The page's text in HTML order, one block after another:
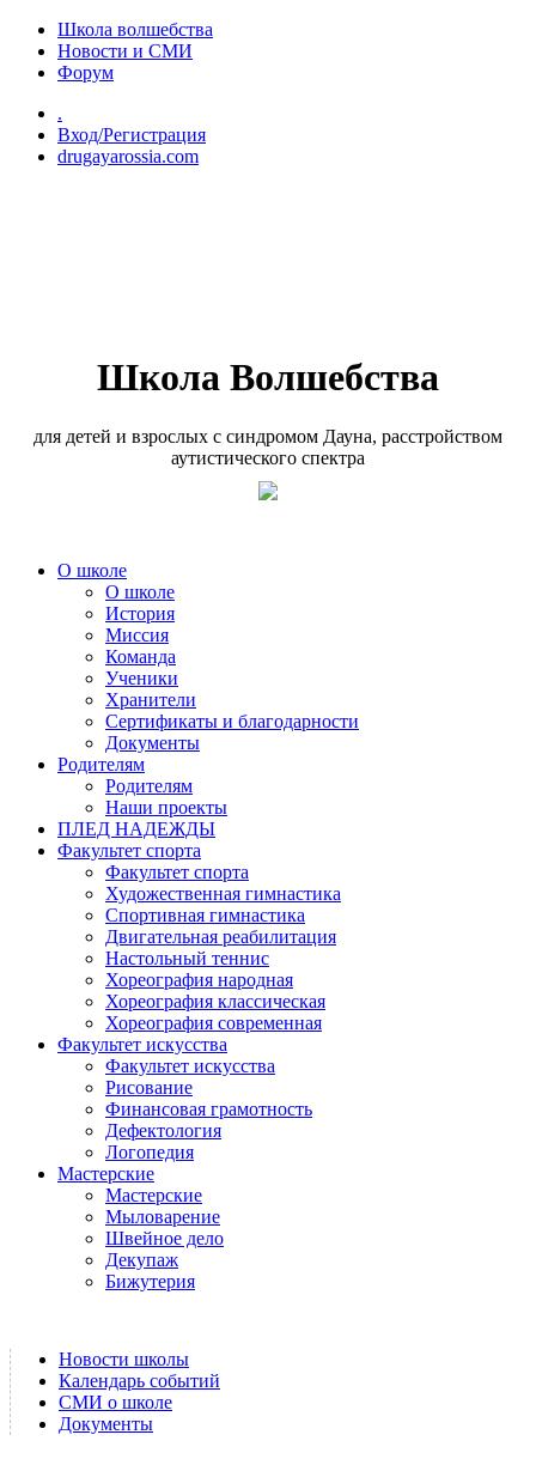
Перейти к основному содержанию
Школа волшебства
Новости и СМИ
Форум
.
Вход/Регистрация
drugayarossia.com
Школа Волшебства
для детей и взрослых с синдромом Дауна, расстройством
аутистического спектра
О школе
О школе
История
Миссия
Команда
Ученики
Хранители
Сертификаты и благодарности
Документы
Родителям
Родителям
Наши проекты
ПЛЕД НАДЕЖДЫ
Факультет спорта
Факультет спорта
Художественная гимнастика
Спортивная гимнастика
Двигательная реабилитация
Настольный теннис
Хореография народная
Хореография классическая
Хореография современная
Факультет искусства
Факультет искусства
Рисование
Финансовая грамотность
Дефектология
Логопедия
Мастерские
Мастерские
Мыловарение
Швейное дело
Декупаж
Бижутерия
Новости школы
Календарь событий
СМИ о школе
Документы